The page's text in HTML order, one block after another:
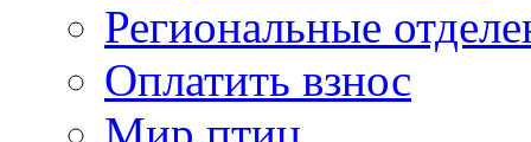
Региональные
Оплатить взнос